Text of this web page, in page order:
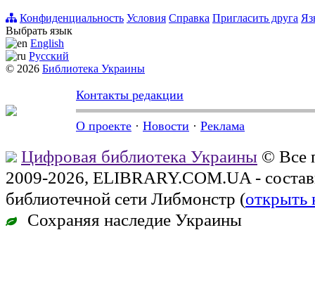
Конфиденциальность Условия Справка Пригласить друга
Выбрать язык
English
Русский
© 2026 Библиотека Украины
Контакты редакции
О проекте · Новости · Реклама
Цифровая библиотека Украины © Все
2009-2026, ELIBRARY.COM.UA -
библиотечной сети Либмонстр (открыть
Сохраняя наследие Украины